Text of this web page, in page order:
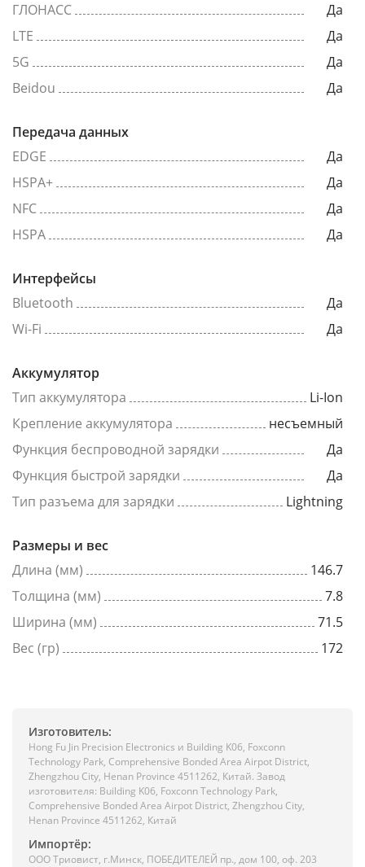
ГЛОНАСС
Да
LTE
Да
5G
Да
Beidou
Да
Передача данных
EDGE
Да
HSPA+
Да
NFC
Да
HSPA
Да
Интерфейсы
Bluetooth
Да
Wi-Fi
Да
Аккумулятор
Тип аккумулятора
Li-Ion
Крепление аккумулятора
несъемный
Функция беспроводной зарядки
Да
Функция быстрой зарядки
Да
Тип разъема для зарядки
Lightning
Размеры и вес
Длина (мм)
146.7
Толщина (мм)
7.8
Ширина (мм)
71.5
Вес (гр)
172
Изготовитель:
Hong Fu Jin Precision Electronics и Building K06, Foxconn
Technology Park, Comprehensive Bonded Area Airpot District,
Zhengzhou City, Henan Province 4511262, Китай. Завод
изготовителя: Building K06, Foxconn Technology Park,
Comprehensive Bonded Area Airpot District, Zhengzhou City,
Henan Province 4511262, Китай
Импортёр:
ООО Триовист, г.Минск, ПОБЕДИТЕЛЕЙ пр., дом 100, оф. 203